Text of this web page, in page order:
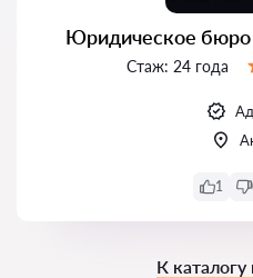
Юридическое
Стаж: 24 года
1
К